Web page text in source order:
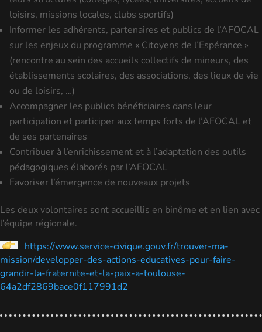
loisirs, missions locales, clubs sportifs)
Informer les adhérents, partenaires et publics de l’AFOCAL
sur les enjeux du programme « Citoyens de l’Espérance »
(rencontre au sein des accueils collectifs de mineurs, des
établissements scolaires, des associations, des lieux de vie
ou de loisirs, …)
Accompagner les publics bénéficiaires dans leur
participation et participer aux temps forts de l’AFOCAL et
de ses partenaires
Contribuer à l’enrichissement et à l’adaptation des outils
pédagogiques élaborés par l’AFOCAL
Favoriser l’émergence de nouveaux projets
Les deux volontaires sont accueillis en binôme et en lien avec
l’équipe régionale.
https://www.service-civique.gouv.fr/trouver-ma-
mission/developper-des-actions-educatives-pour-faire-
grandir-la-fraternite-et-la-paix-a-toulouse-
64a2df2869bace0f117991d2